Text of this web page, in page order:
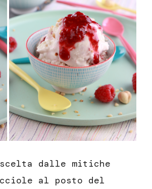
dalle mitiche
al posto del